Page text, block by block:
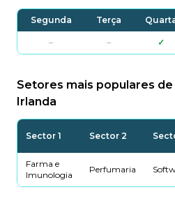
Segunda Terça
– – ✓
Setores mais populares
Irlanda
Sector 1 Sector 2
Farma e
Imunologia
Perfumaria